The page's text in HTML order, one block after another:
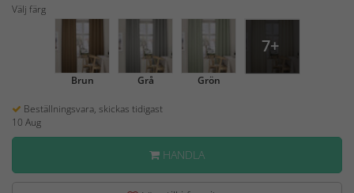
Välj färg
Brun Grå Grön
7+
Beställningsvara, skickas tidigast
10 Aug
HANDLA